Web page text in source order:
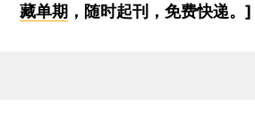
藏单期 ，随时起刊，免费快递。]